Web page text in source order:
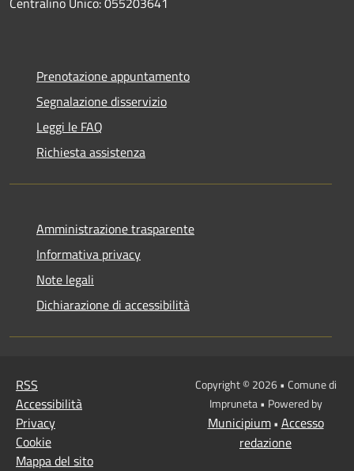
Prenotazione appuntamento
Segnalazione disservizio
Leggi le FAQ
Richiesta assistenza
Amministrazione trasparente
Informativa privacy
Note legali
Dichiarazione di accessibilità
RSS
Accessibilità
Privacy
Cookie
Mappa del sito
Copyright © 2026 • Comune di
Impruneta • Powered by
Municipium• Accesso
redazione